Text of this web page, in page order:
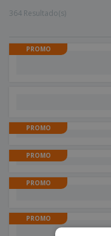
364 Resultado(s)
PROMO
PROMO
PROMO
PROMO
PROMO